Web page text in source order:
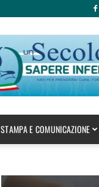
STAMPA E COMUNICAZIONE